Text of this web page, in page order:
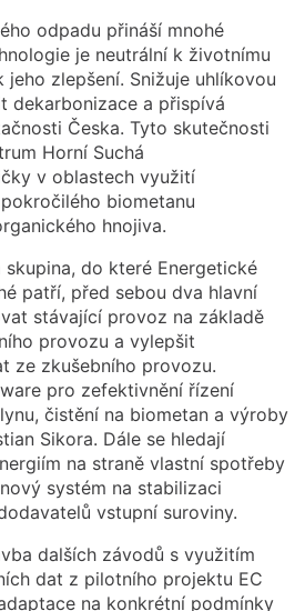
odpadu přináší mnohé
je neutrální k životnímu
zlepšení. Snižuje uhlíkovou
dekarbonizace a přispívá
Česka. Tyto skutečnosti
Horní Suchá
v oblastech využití
biometanu
hnojiva.
do které Energetické
patří, před sebou dva hlavní
stávající provoz na základě
provozu a vylepšit
ze zkušebního provozu.
pro zefektivnění řízení
čistění na biometan a výroby
Sikora. Dále se hledají
na straně vlastní spotřeby
systém na stabilizaci
vstupní suroviny.
dalších závodů s využitím
dat z pilotního projektu EC
na konkrétní podmínky